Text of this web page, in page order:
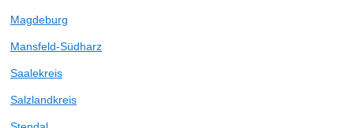
Magdeburg
Mansfeld-Südharz
Saalekreis
Salzlandkreis